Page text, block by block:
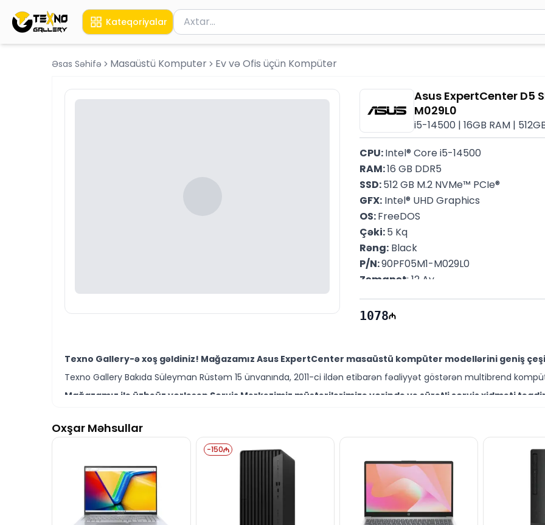
Kateqoriyalar Məhsul axtar
Axtarış üçün ən azı 2 simvol yazın. Göndərmək üçün Enter düyməsini basın
Əsas Səhifə Masaüstü Komputer Ev və Ofis üçün Kompüter
Asus ExpertCenter D5
M029L0
i5-14500 | 16GB RAM |
CPU: Intel® Core i5-14500
RAM: 16 GB DDR5
SSD: 512 GB M.2 NVMe™ PCIe®
GFX: Intel® UHD Graphics
OS: FreeDOS
Çəki: 5 Kq
Rəng: Black
P/N: 90PF05M1-M029L0
Zəmanət: 12 Ay
1078
Texno Gallery-ə xoş gəldiniz! Mağazamız Asus ExpertCenter masaüstü kompüter modellərini geniş
Texno Gallery Bakıda Süleyman Rüstəm 15 ünvanında, 2011-ci ildən etibarən fəaliyyət göstərən multibrend
Mağazamız ilə üzbəüz yerləşən Servis Mərkəzimiz müştərilərimizə yerində və sürətli servis xidməti
Asus ExpertCenter D5 SFF D501SER-5145001530 90PF05M1-M029L0 modelini Bakıda sərfəli qiymətə
Ünvanımız 28 Mall TM-dən 150 metr məsafədə yerləşir.
İstər Asus ExpertCenter masaüstü kompüter modelləri, istərsə də digər brend məhsullarla bağlı
Seçim etməkdə məsləhətə ehtiyacınız varsa, təcrübəli mütəxəssislərimiz hər gün 10:00–19:00 saatlarında aktivdir.
Asus ExpertCenter D5 SFF D501SER-5145001530 90PF05M1-M029L0 modeli ilə bağlı bütün suallarınızı
Oxşar Məhsullar
-150